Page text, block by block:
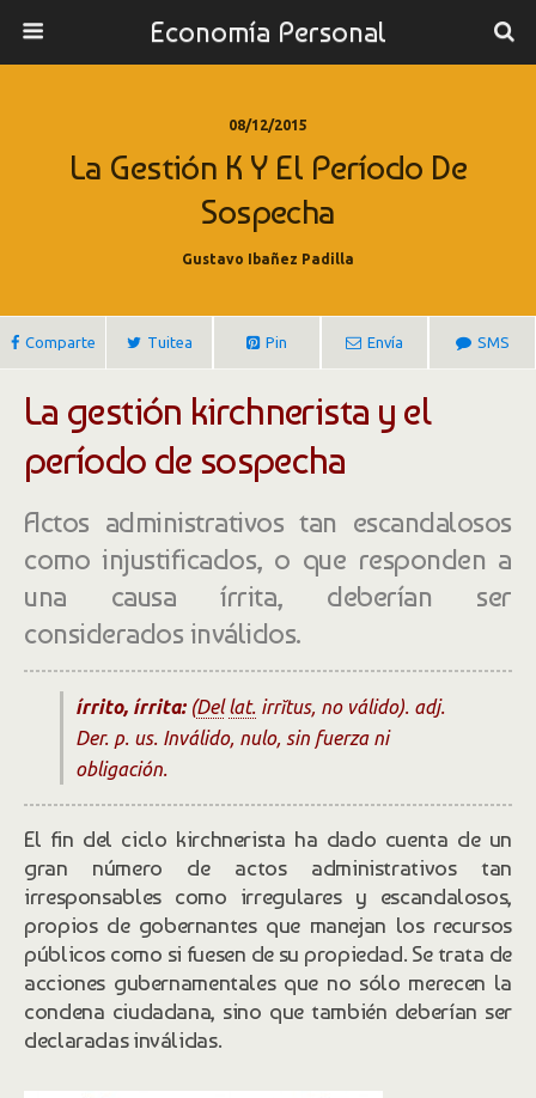
Economía Personal
08/12/2015
La Gestión K Y El Período De
Sospecha
Gustavo Ibañez Padilla
Comparte Tuitea Pin Envía SMS
La gestión kirchnerista y el
período de sospecha
Actos administrativos tan escandalosos
como injustificados, o que responden a
una causa írrita, deberían ser
considerados inválidos.
írrito, írrita: (Del lat. irrĭtus, no válido). adj.
Der. p. us. Inválido, nulo, sin fuerza ni
obligación.
El fin del ciclo kirchnerista ha dado cuenta de un
gran número de actos administrativos tan
irresponsables como irregulares y escandalosos,
propios de gobernantes que manejan los recursos
públicos como si fuesen de su propiedad. Se trata de
acciones gubernamentales que no sólo merecen la
condena ciudadana, sino que también deberían ser
declaradas inválidas.